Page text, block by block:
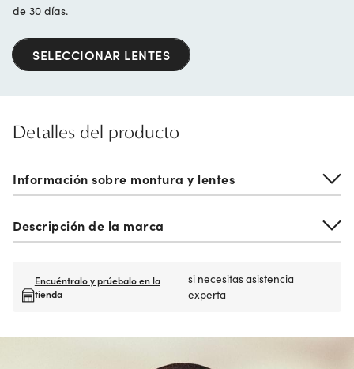
de 30 días.
SELECCIONAR LENTES
Detalles del producto
Información sobre montura y lentes
Descripción de la marca
Encuéntralo y prúebalo en la
tienda
si necesitas asistencia
experta